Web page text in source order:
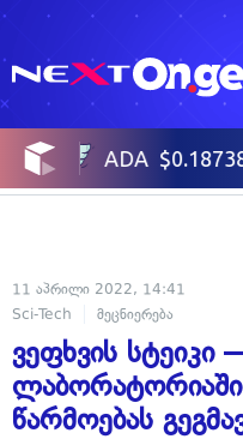
11 აპრილი 2022, 14:41
Sci-Tech
მეცნიერება
ვეფხვის სტეიკი
წარმოებას